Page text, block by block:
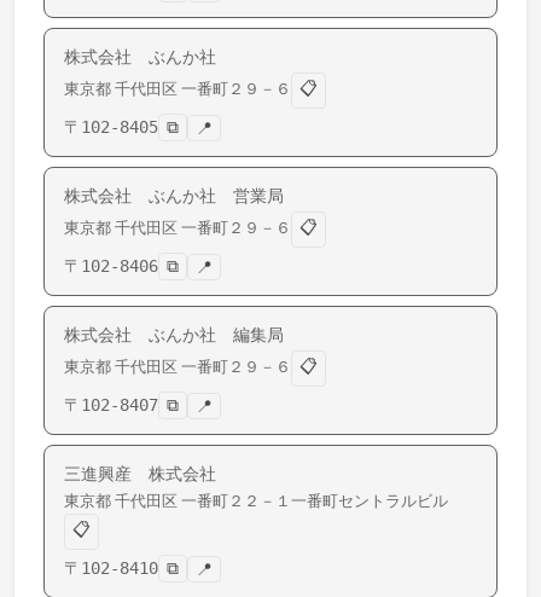
株式会社 ぶんか社
東京都 千代田区 一番町 ２９－６
📋
〒 102-8405 ⧉ 📍
株式会社 ぶんか社 営業局
東京都 千代田区 一番町 ２９－６
📋
〒 102-8406 ⧉ 📍
株式会社 ぶんか社 編集局
東京都 千代田区 一番町 ２９－６
📋
〒 102-8407 ⧉ 📍
三進興産 株式会社
東京都 千代田区 一番町 ２２－１一番町セントラルビル
📋
〒 102-8410 ⧉ 📍